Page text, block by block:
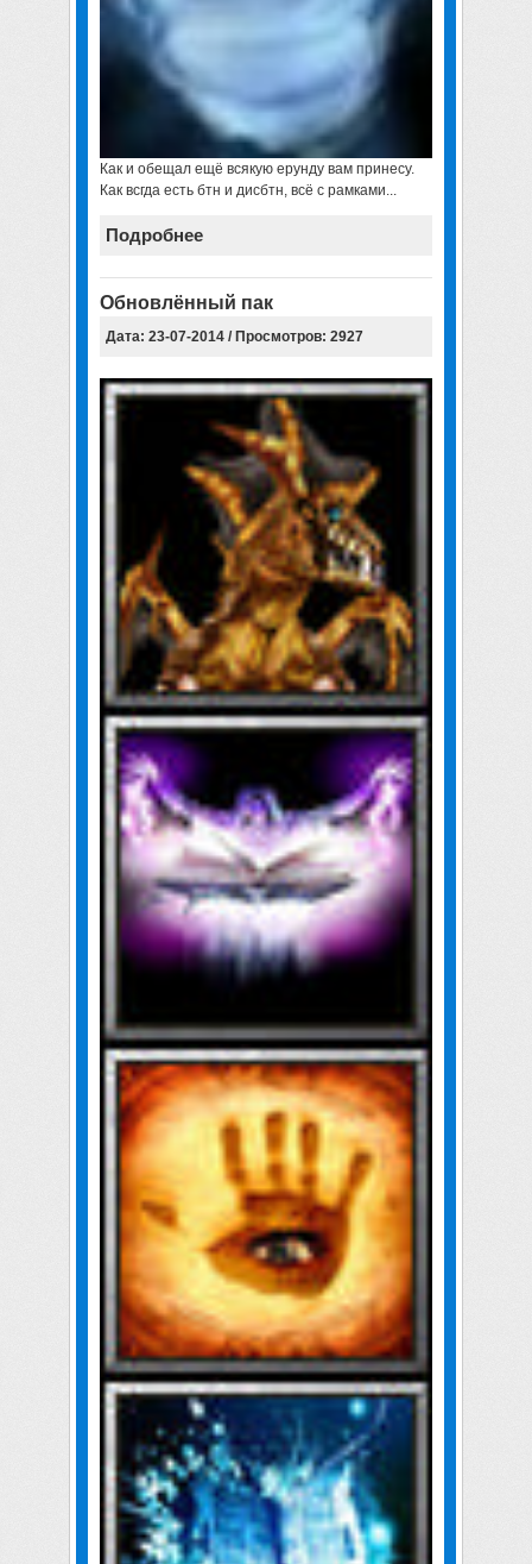
Как и обещал ещё всякую ерунду вам принесу.
Как всгда есть бтн и дисбтн, всё с рамками...
Подробнее
Обновлённый пак
Дата: 23-07-2014 / Просмотров: 2927